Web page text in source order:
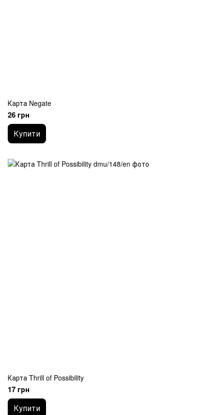
Карта Negate
26 грн
Купити
Карта Thrill of Possibility
17 грн
Купити